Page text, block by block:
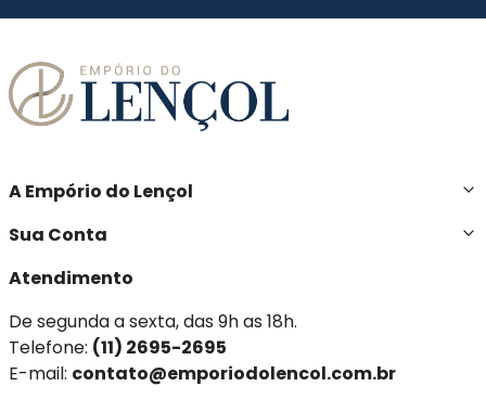
A Empório do Lençol
Sua Conta
Atendimento
De segunda a sexta, das 9h as 18h.
Telefone: (11) 2695-2695
E-mail: contato@emporiodolencol.com.br